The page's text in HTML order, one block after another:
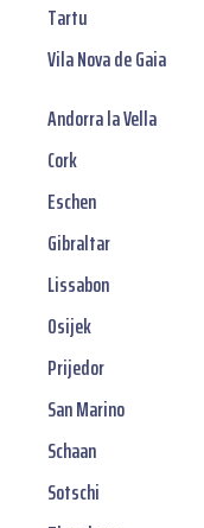
Tartu
Vila Nova de Gaia
Andorra la Vella
Cork
Eschen
Gibraltar
Lissabon
Osijek
Prijedor
San Marino
Schaan
Sotschi